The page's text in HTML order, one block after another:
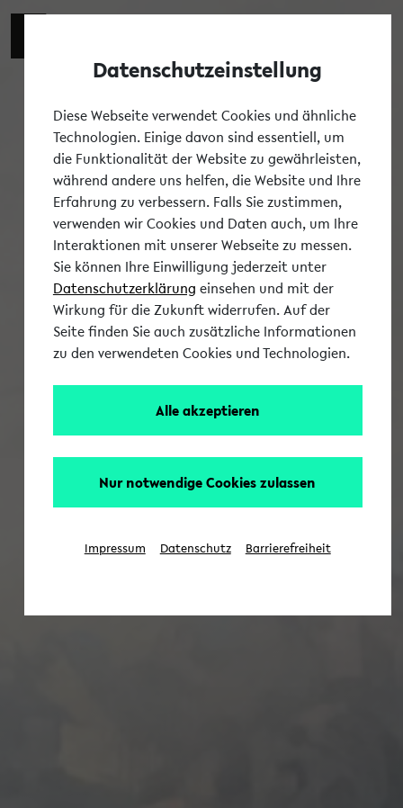
Datenschutzeinstellung
Diese Webseite verwendet Cookies und ähnliche
Technologien. Einige davon sind essentiell, um
die Funktionalität der Website zu gewährleisten,
während andere uns helfen, die Website und Ihre
Erfahrung zu verbessern. Falls Sie zustimmen,
verwenden wir Cookies und Daten auch, um Ihre
Interaktionen mit unserer Webseite zu messen.
Sie können Ihre Einwilligung jederzeit unter
Datenschutzerklärung einsehen und mit der
Wirkung für die Zukunft widerrufen. Auf der
Seite finden Sie auch zusätzliche Informationen
zu den verwendeten Cookies und Technologien.
Alle akzeptieren
Nur notwendige Cookies zulassen
Impressum Datenschutz Barrierefreiheit